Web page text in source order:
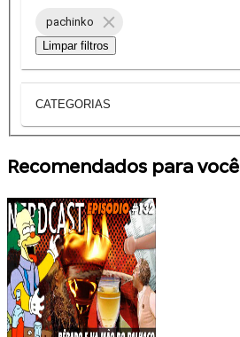
pachinko
Limpar filtros
CATEGORIAS
Recomendados para você